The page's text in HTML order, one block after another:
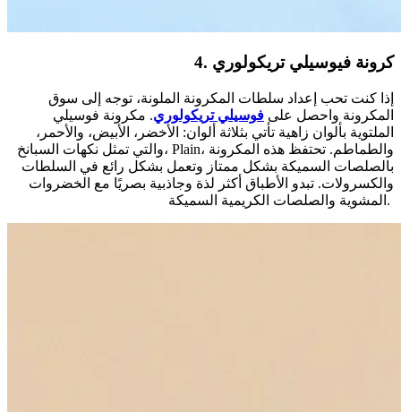
4. كرونة فيوسيلي تريكولوري
إذا كنت تحب إعداد سلطات المكرونة الملونة، توجه إلى سوق
المكرونة واحصل على فوسيلي تريكولوري. مكرونة فوسيلي
الملتوية بألوان زاهية تأتي بثلاثة ألوان: الأخضر، الأبيض، والأحمر،
والتي تمثل نكهات السبانخ، Plain، والطماطم. تحتفظ هذه المكرونة
بالصلصات السميكة بشكل ممتاز وتعمل بشكل رائع في السلطات
والكسرولات. تبدو الأطباق أكثر لذة وجاذبية بصريًا مع الخضروات
المشوية والصلصات الكريمية السميكة.